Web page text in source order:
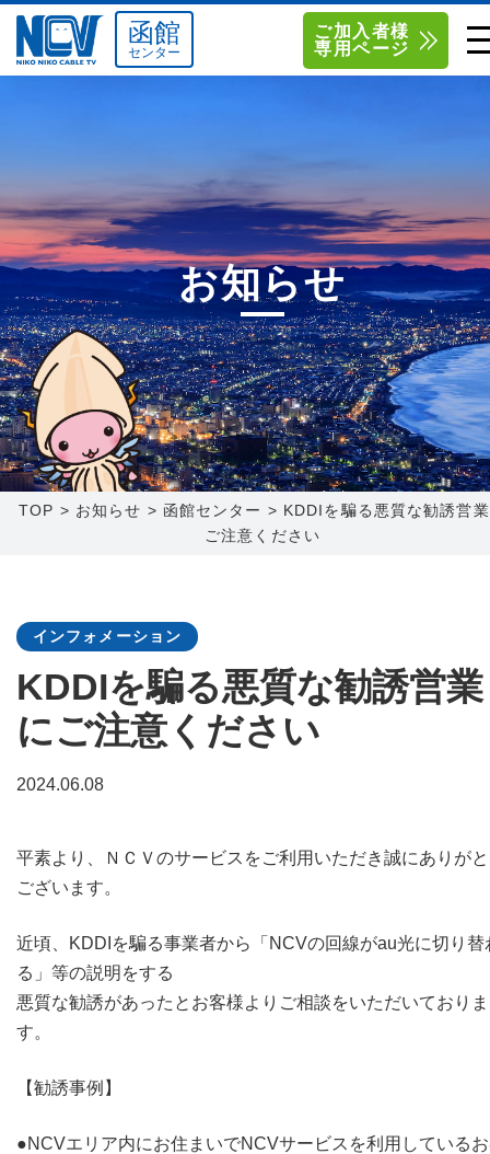
南東北センター（福島） 0120-173-577
函館センター 0138-34-2525
新潟センター 025-210-1200
単品料金
お得なセットプラン
料金シミュレーション
サポート
Q&A
センター情報
障害メンテナンス情報
お問い合わせ
お申し込み
南東北センター(米沢)
〒992-0044
山形県米沢市春日四丁目2-75
0238-24-2525
営業時間 9:00～18:00
南東北センター(福島)
〒960-8252
福島県福島市御山字一本松17-1-
1
0120-173-577
営業時間 9:15～18:00
〒041-0801
0138-34-2525
〒950-1189
函館
センター
ご加入者様
専用ページ
お知らせ
TOP > お知らせ > 函館センター > KDDIを騙る悪質な勧誘営
ご注意ください
インフォメーション
KDDIを騙る悪質な勧誘営業
にご注意ください
2024.06.08
平素より、ＮＣＶのサービスをご利用いただき誠にありが
ございます。
近頃、KDDIを騙る事業者から「NCVの回線がau光に切り替
る」等の説明をする
悪質な勧誘があったとお客様よりご相談をいただいておりま
す。
【勧誘事例】
●NCVエリア内にお住まいでNCVサービスを利用している